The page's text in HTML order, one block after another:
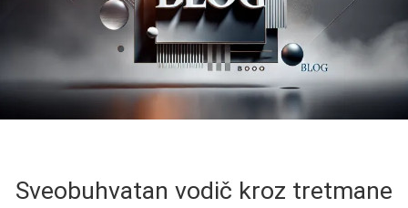
Sveobuhvatan vodič kroz tretmane